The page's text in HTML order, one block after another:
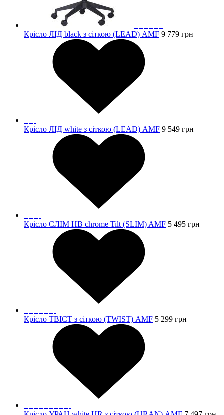
Крісло ЛІД black з сіткою (LEAD) AMF 9 779 грн
Крісло ЛІД white з сіткою (LEAD) AMF 9 549 грн
Крісло СЛІМ HB chrome Tilt (SLIM) AMF 5 495 грн
Крісло ТВІСТ з сіткою (TWIST) AMF 5 299 грн